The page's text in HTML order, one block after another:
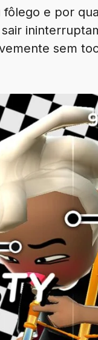
fôlego e por
sem